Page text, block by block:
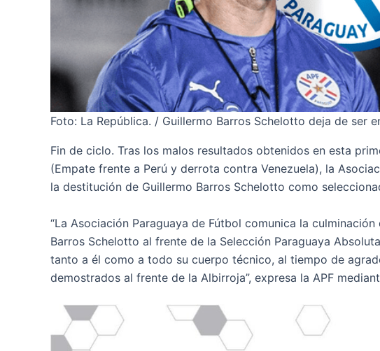
Foto: La República. / Guillermo Barros Schelotto deja de ser
Fin de ciclo. Tras los malos resultados obtenidos en esta
(Empate frente a Perú y derrota contra Venezuela), la
la destitución de Guillermo Barros Schelotto como
“La Asociación Paraguaya de Fútbol comunica la
Barros Schelotto al frente de la Selección Paraguaya
tanto a él como a todo su cuerpo técnico, al tiempo de
demostrados al frente de la Albirroja”, expresa la APF